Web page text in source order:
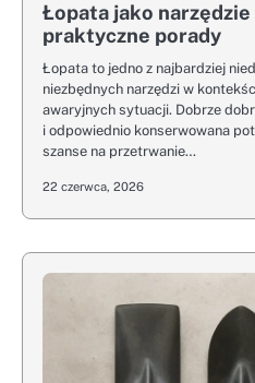
Łopata jako
praktyczne porady
Łopata to jedno z najbardziej
niezbędnych narzędzi w
awaryjnych sytuacji. Dobrze
i odpowiednio konserwowana
szanse na przetrwanie…
22 czerwca, 2026